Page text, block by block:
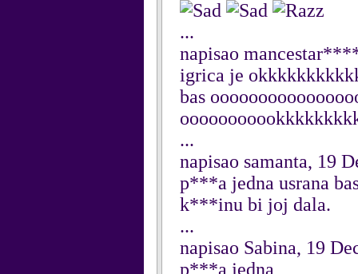
...
napisao
igrica je
bas
...
napisao samanta, 19
p***a jedna usrana
k***inu bi joj dala.
...
napisao Sabina, 19
p***a jedna